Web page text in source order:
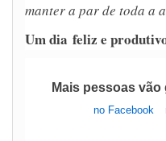
manter a par de toda a
Um dia feliz e
Mais pessoas vão
no Facebook